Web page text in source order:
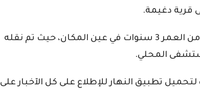
قرية دغيمة.
وخلّف الحادث وفاة طفل يبلغ من العمر 3 سنوات في عين المكان، حيث تم نقله
المحلي.
تطبيق النهار للإطلاع على كل الآخبار على